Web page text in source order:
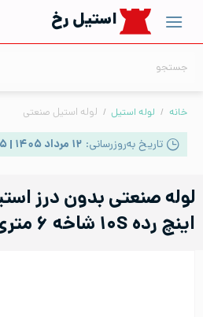
content
استیل رخ
خانه / لوله استیل / لوله استیل صنعتی
تاریخ به‌روزرسانی: ۱۲ مرداد ۱۴۰۵ | ۱۶:۳۵
اینچ رده ۱۰S شاخه ۶ متری